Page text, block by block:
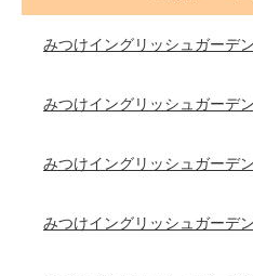
みつけイングリッシュガーデ
みつけイングリッシュガーデ
みつけイングリッシュガーデ
みつけイングリッシュガーデ